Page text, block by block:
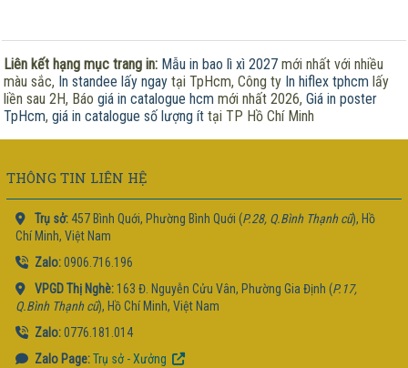
Liên kết hạng mục trang in: Mẫu in bao lì xì 2027 mới nhất với nhiều
màu sắc, In standee lấy ngay tại TpHcm, Công ty In hiflex tphcm lấy
liền sau 2H, Báogiá in catalogue hcm mới nhất 2026,Giá in poster
TpHcm,giá in catalogue số lượng ít tại TP Hồ Chí Minh
THÔNG TIN LIÊN HỆ
Trụ sở:457 Bình Quới, Phường Bình Quới (P.28, Q.Bình Thạnh cũ), Hồ
Chí Minh, Việt Nam
Zalo:0906.716.196
VPGD Thị Nghè:163 Đ. Nguyễn Cửu Vân, Phường Gia Định (P.17,
Q.Bình Thạnh cũ), Hồ Chí Minh, Việt Nam
Zalo:0776.181.014
Zalo Page: Trụ sở - Xưởng